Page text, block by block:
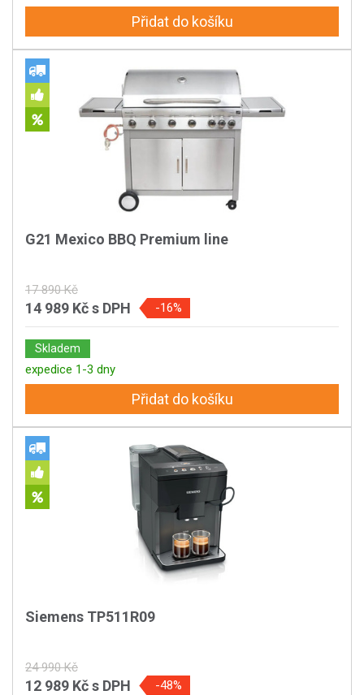
Přidat do košíku
G21 Mexico BBQ Premium line
17 890 Kč
14 989 Kčs DPH -16%
Skladem
expedice 1-3 dny
Přidat do košíku
Siemens TP511R09
24 990 Kč
12 989 Kčs DPH -48%